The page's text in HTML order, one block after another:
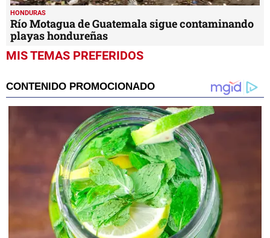
HONDURAS
Río Motagua de Guatemala sigue contaminando
playas hondureñas
MIS TEMAS PREFERIDOS